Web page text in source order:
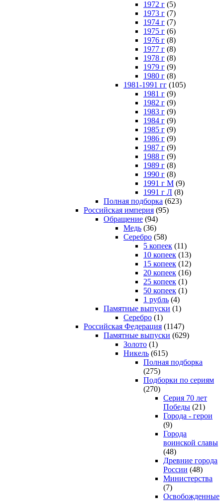
1972 г (5)
1973 г (7)
1974 г (7)
1975 г (6)
1976 г (8)
1977 г (8)
1978 г (8)
1979 г (9)
1980 г (8)
1981-1991 гг (105)
1981 г (9)
1982 г (9)
1983 г (9)
1984 г (9)
1985 г (9)
1986 г (9)
1987 г (9)
1988 г (9)
1989 г (8)
1990 г (8)
1991 г М (9)
1991 г Л (8)
Полная подборка (623)
Российская империя (95)
Обращение (94)
Медь (36)
Серебро (58)
5 копеек (11)
10 копеек (13)
15 копеек (12)
20 копеек (16)
25 копеек (1)
50 копеек (1)
1 рубль (4)
Памятные выпуски (1)
Серебро (1)
Российская Федерация (1147)
Памятные выпуски (629)
Золото (1)
Никель (615)
Полная подборка
(275)
Подборки по сериям
(270)
Серия 70 лет
Победы (21)
Города - герои
(9)
Города
воинской славы
(48)
Древние города
России (48)
Министерства
(7)
Освобожденные